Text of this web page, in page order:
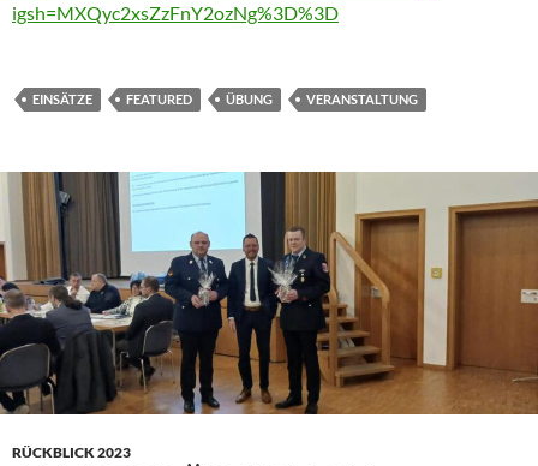
igsh=MXQyc2xsZzFnY2ozNg%3D%3D
EINSÄTZE FEATURED ÜBUNG VERANSTALTUNG
RÜCKBLICK 2023